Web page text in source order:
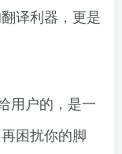
译利器，更是
用户的，是一
困扰你的脚